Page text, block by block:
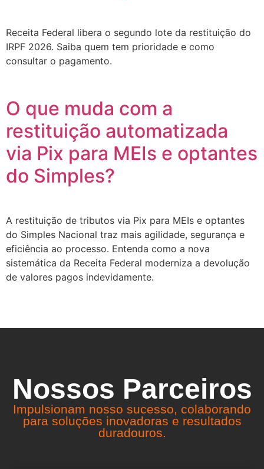
Receita Federal libera o segundo lote da restituição do
IRPF 2026. Saiba quem tem prioridade e como
consultar o pagamento.
O que muda com a
restituição automatizada
via Pix para MEIs e optantes
do Simples?
A restituição de tributos via Pix para MEIs e optantes
do Simples Nacional traz mais agilidade, segurança e
eficiência ao processo. Entenda como a nova
sistemática da Receita Federal moderniza a devolução
de valores pagos indevidamente.
Nossos Parceiros
Impulsionam nosso sucesso, colaborando
para soluções inovadoras e resultados
duradouros.